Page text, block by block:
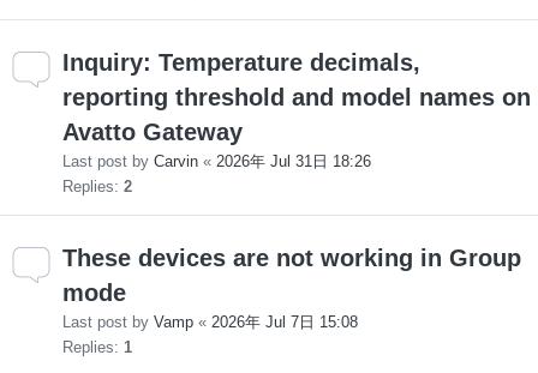
Inquiry: Temperature decimals,
reporting threshold and model names on
Avatto Gateway
Last post by Carvin « 2026年 Jul 31日 18:26
Replies: 2
These devices are not working in Group
mode
Last post by Vamp « 2026年 Jul 7日 15:08
Replies: 1